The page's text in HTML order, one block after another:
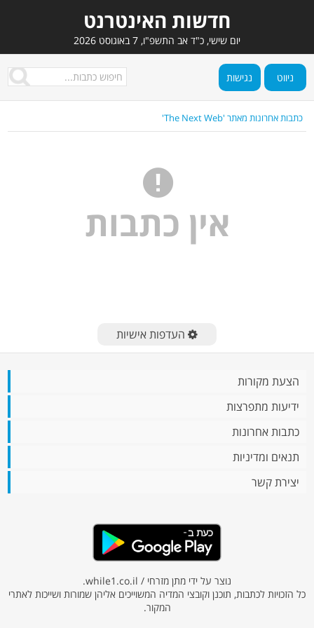
חדשות האינטרנט
יום שישי, כ"ד אב התשפ"ו, 7 באוגוסט 2026
ניווט נגישות
כתבות אחרונות מאתר 'The Next Web'
אין כתבות
העדפות אישיות
הצעת מקורות
ידיעות מתפרצות
כתבות אחרונות
תנאים ומדיניות
יצירת קשר
נוצר על ידי מתן מזרחי / while1.co.il
.
כל הזכויות לכתבות, תוכנן וקובצי המדיה המשוייכים אליהן שמורות ושייכות לאתרי
המקור.